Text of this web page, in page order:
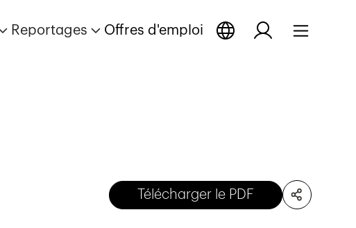
Reportages Offres d'emploi
Télécharger le PDF